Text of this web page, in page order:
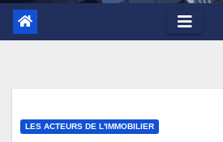
LES ACTEURS DE L'IMMOBILIER